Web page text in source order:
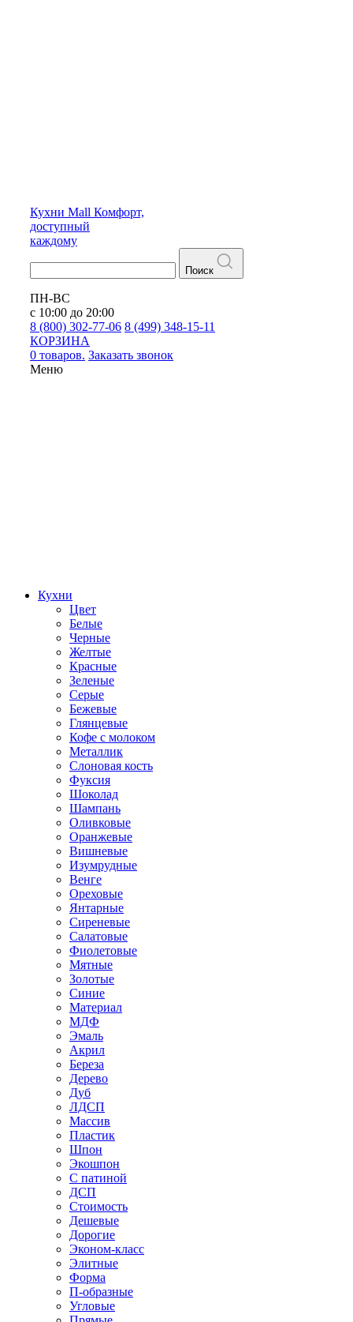
Кухни Mall Комфорт,
доступный
каждому
Поиск
ПН-ВС
с 10:00 до 20:00
8 (800) 302-77-06 8 (499) 348-15-11
КОРЗИНА
0 товаров. Заказать звонок
Меню
Кухни
Цвет
Белые
Черные
Желтые
Красные
Зеленые
Серые
Бежевые
Глянцевые
Кофе с молоком
Металлик
Слоновая кость
Фуксия
Шоколад
Шампань
Оливковые
Оранжевые
Вишневые
Изумрудные
Венге
Ореховые
Янтарные
Сиреневые
Салатовые
Фиолетовые
Мятные
Золотые
Синие
Материал
МДФ
Эмаль
Акрил
Береза
Дерево
Дуб
ЛДСП
Массив
Пластик
Шпон
Экошпон
С патиной
ДСП
Стоимость
Дешевые
Дорогие
Эконом-класс
Элитные
Форма
П-образные
Угловые